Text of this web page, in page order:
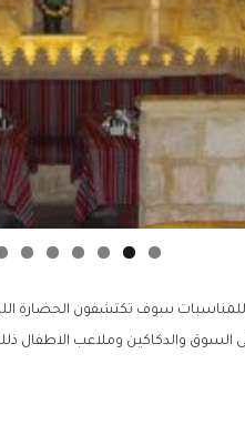
سوف تكتشفون الحضارة
والدكاكين وملاعب الاطفال ذلك